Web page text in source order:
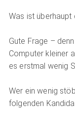
Was ist überhaupt
Gute Frage –
Computer kleiner
es erstmal wenig
Wer ein wenig
folgenden